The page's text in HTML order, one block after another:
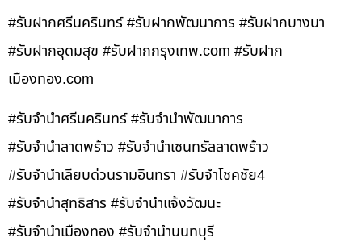
#รับฝากศรีนครินทร์ #รับฝากพัฒนาการ #รับฝากบางนา
#รับฝากอุดมสุข #รับฝากกรุงเทพ.com #รับฝาก
เมืองทอง.com
#รับจำนำศรีนครินทร์ #รับจำนำพัฒนาการ
#รับจำนำลาดพร้าว #รับจำนำเซนทรัลลาดพร้าว
#รับจำนำเลียบด่วนรามอินทรา #รับจำโชคชัย4
#รับจำนำสุทธิสาร #รับจำนำแจ้งวัฒนะ
#รับจำนำเมืองทอง #รับจำนำนนทบุรี